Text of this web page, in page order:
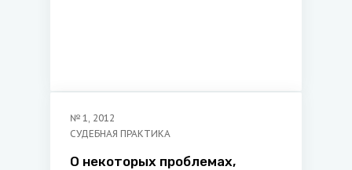
№ 1, 2012
СУДЕБНАЯ ПРАКТИКА
О некоторых проблемах,